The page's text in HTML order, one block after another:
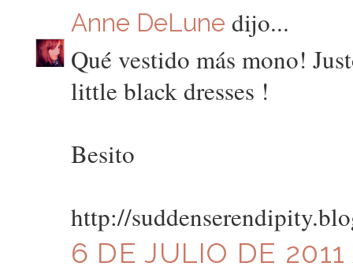
Anne DeLune dijo...
Qué vestido más mono!
little black dresses !
Besito
http://
6 DE JULIO DE 2011